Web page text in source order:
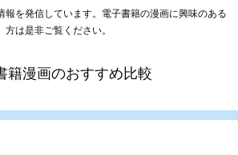
報を発信しています。電子書籍の漫画に興味のある
方は是非ご覧ください。
籍漫画のおすすめ比較